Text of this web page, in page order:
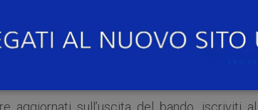
in Cooperazione e Sviluppo, un programma
di esperti dal mondo delle
aggiornati sull’uscita del bando, iscriviti al